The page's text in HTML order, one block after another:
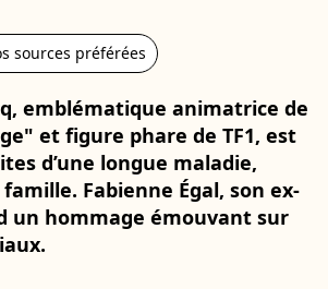
sources préférées
emblématique animatrice de
et figure phare de TF1, est
d’une longue maladie,
Fabienne Égal, son ex-
un hommage émouvant sur